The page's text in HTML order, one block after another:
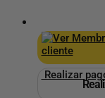
cliente
Realizar